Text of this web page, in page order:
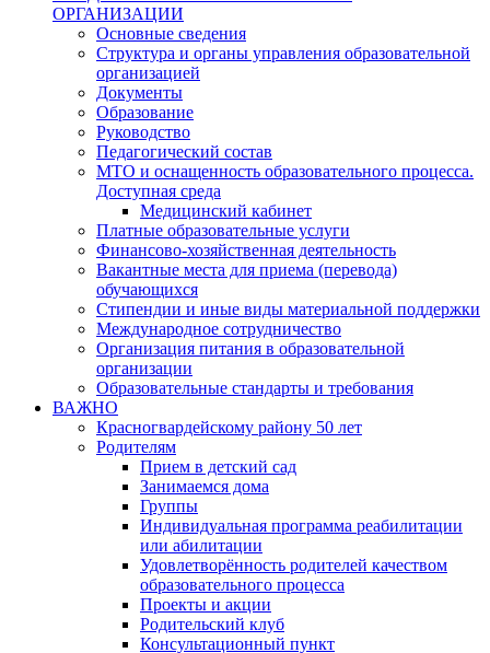
ОРГАНИЗАЦИИ
Основные сведения
Структура и органы управления образовательной
организацией
Документы
Образование
Руководство
Педагогический состав
МТО и оснащенность образовательного процесса.
Доступная среда
Медицинский кабинет
Платные образовательные услуги
Финансово-хозяйственная деятельность
Вакантные места для приема (перевода)
обучающихся
Стипендии и иные виды материальной поддержки
Международное сотрудничество
Организация питания в образовательной
организации
Образовательные стандарты и требования
ВАЖНО
Красногвардейскому району 50 лет
Родителям
Прием в детский сад
Занимаемся дома
Группы
Индивидуальная программа реабилитации
или абилитации
Удовлетворённость родителей качеством
образовательного процесса
Проекты и акции
Родительский клуб
Консультационный пункт